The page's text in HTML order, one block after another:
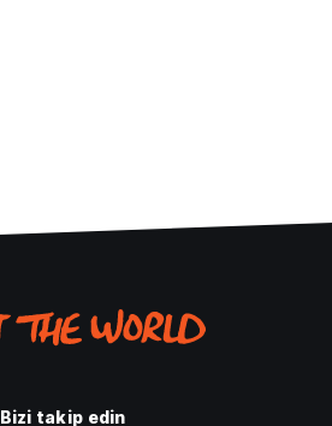
Bizi takip edin